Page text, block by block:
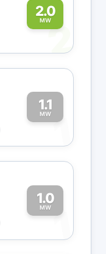
2.0
MW
2
1.1
MW1
1.0
MW1